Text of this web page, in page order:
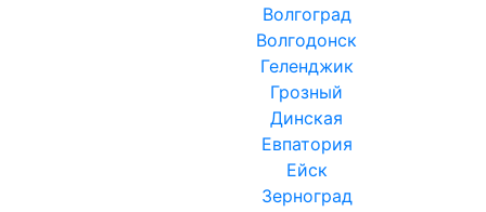
Волгоград
Волгодонск
Геленджик
Грозный
Динская
Евпатория
Ейск
Зерноград